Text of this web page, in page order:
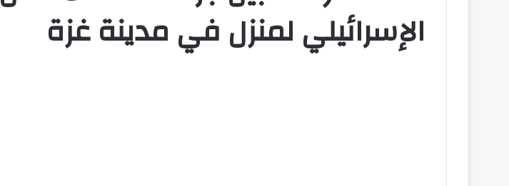
الإسرائيلي لمنزل في مدينة غزة